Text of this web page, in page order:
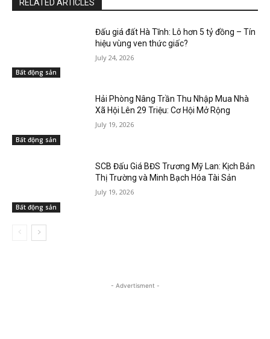
RELATED ARTICLES
Bất động sản
Đấu giá đất Hà Tĩnh: Lô hơn 5 tỷ đồng – Tín
hiệu vùng ven thức giấc?
July 24, 2026
Bất động sản
Hải Phòng Nâng Trần Thu Nhập Mua Nhà
Xã Hội Lên 29 Triệu: Cơ Hội Mở Rộng
July 19, 2026
Bất động sản
SCB Đấu Giá BĐS Trương Mỹ Lan: Kịch Bản
Thị Trường và Minh Bạch Hóa Tài Sản
July 19, 2026
- Advertisment -